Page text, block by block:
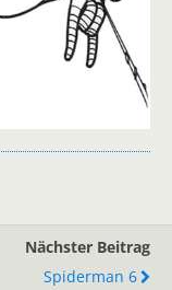
Nächster Beitrag
Spiderman 6